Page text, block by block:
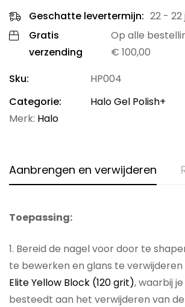
Geschatte levertermijn: 22 - 22
Gratis
verzending
Op alle
€ 100,00
Sku:
HP004
Categorie:
Halo Gel Polish+
Merk: Halo
Aanbrengen en verwijderen
Toepassing:
1. Bereid de nagel voor door te
te bewerken en glans te
Elite Yellow Block (120 grit), waarbij
besteedt aan het verwijderen van